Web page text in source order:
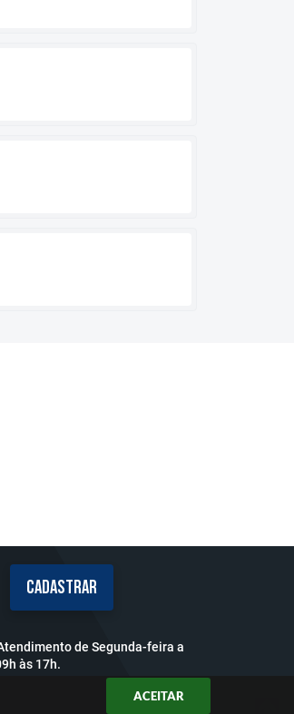
ACEITAR
CADASTRAR
de Segunda-feira a
às 17h.